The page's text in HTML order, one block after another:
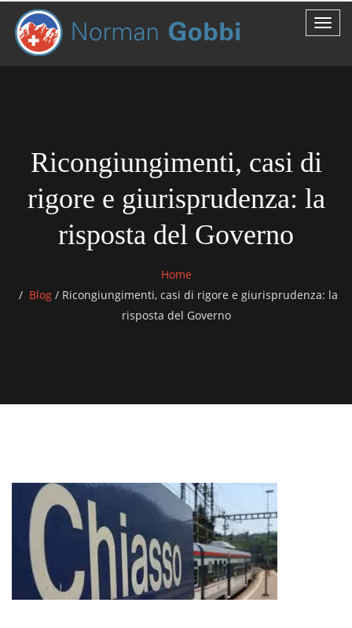
Ricongiungimenti, casi di
rigore e giurisprudenza: la
risposta del Governo
Home
Blog /Ricongiungimenti, casi di rigore e giurisprudenza: la
risposta del Governo